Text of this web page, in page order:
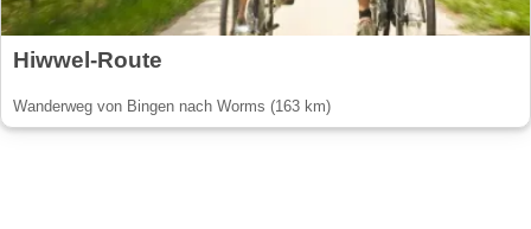
Hiwwel-Route
Wanderweg von Bingen nach Worms (163 km)